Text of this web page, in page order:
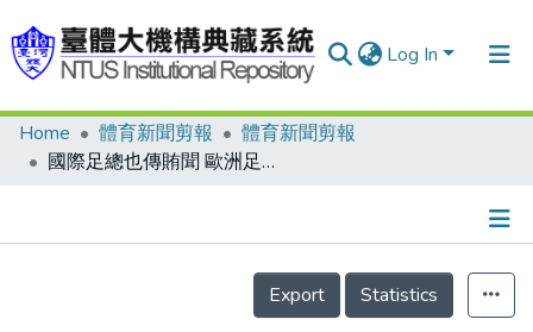
Log In
Communities & Collections
Home 體育新聞剪報
體育新聞剪報
國際足總也傳賄聞 歐洲足協主席約翰森指稱 去年足總會長選舉有人瞞天過海/當了拳王賽裁判 多了不明存款 威廉絲 想不解釋也難
Details
Export
Statistics